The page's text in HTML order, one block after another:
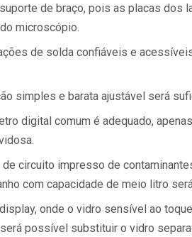
de braço, pois as placas dos
microscópio.
de solda confiáveis e
simples e barata ajustável será
digital comum é adequado,
circuito impresso de
com capacidade de meio litro
onde o vidro sensível ao
possível substituir o vidro